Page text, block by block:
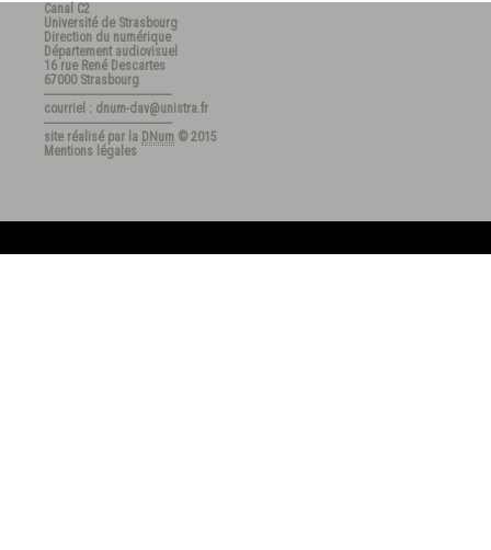
Canal C2
Université de Strasbourg
Direction du numérique
Département audiovisuel
16 rue René Descartes
67000 Strasbourg
---------------------------------------
courriel : dnum-dav@unistra.fr
---------------------------------------
site réalisé par la DNum © 2015
Mentions légales